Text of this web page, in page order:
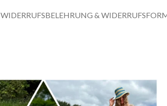
WIDERRUFSBELEHRUNG &